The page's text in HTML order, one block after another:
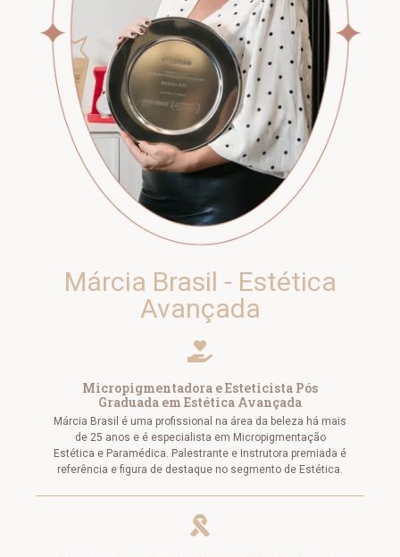
Márcia Brasil - Estética
Avançada
Micropigmentadora e Esteticista Pós
Graduada em Estética Avançada
Márcia Brasil é uma profissional na área da beleza há mais
de 25 anos e é especialista em Micropigmentação
Estética e Paramédica. Palestrante e Instrutora premiada é
referência e figura de destaque no segmento de Estética.